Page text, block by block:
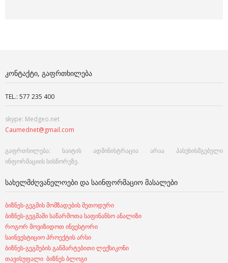
ᲙᲝᲜᲢᲐᲥᲢᲘ, ᲒᲐᲤᲠᲗᲮᲘᲚᲔᲑᲐ
TEL.: 577 235 400
skype: Medgeo.net
Caumednet@gmail.com
გაფრთხილება: საიტის ადმინისტრაცია არაა პასუხისმგებელი
ინფორმაციის სისწორეზე.
ᲡᲐᲮᲔᲚᲛᲫᲦᲕᲐᲜᲔᲚᲝᲔᲑᲘ ᲓᲐ ᲡᲐᲘᲜᲤᲝᲠᲛᲐᲪᲘᲝ ᲛᲐᲡᲐᲚᲔᲑᲘ
ბიზნეს-გეგმის მომზადების მეთოდური
ბიზნეს-გეგმაში საწარმოთა საფინანსო ანალიზი
როგორ მოვიზიდოთ ინვესტორი
საინვესტიციო პროექტის არსი
ბიზნეს-გეგმების განმარტებითი ლექსიკონი
თავისუფალი ბიზნეს ბლოგი